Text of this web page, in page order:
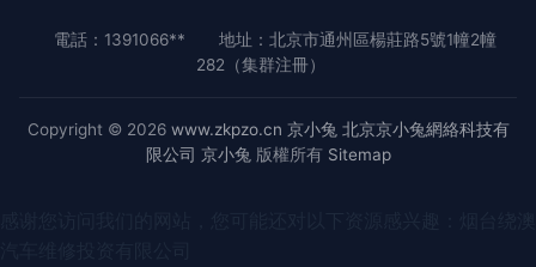
電話：1391066**
地址：北京市通州區楊莊路5號1幢2幢
282（集群注冊）
Copyright © 2026 www.zkpzo.cn 京小兔 北京京小兔網絡科技有
限公司 京小兔 版權所有 Sitemap